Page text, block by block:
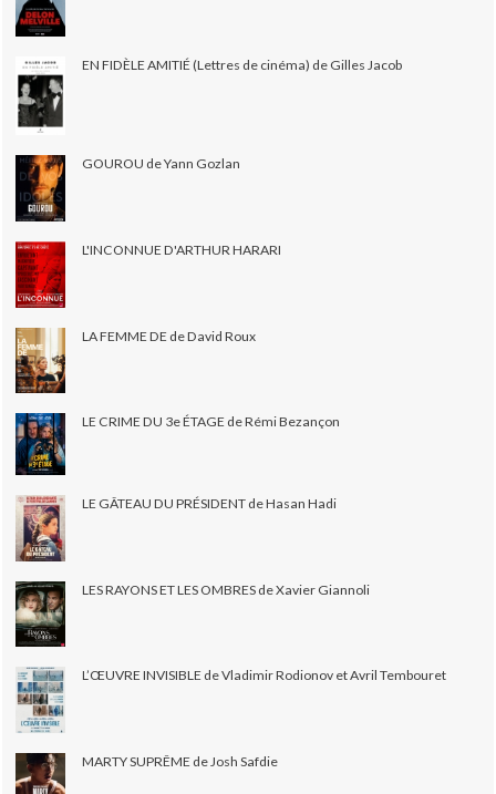
EN FIDÈLE AMITIÉ (Lettres de cinéma) de Gilles Jacob
GOUROU de Yann Gozlan
L'INCONNUE D'ARTHUR HARARI
LA FEMME DE de David Roux
LE CRIME DU 3e ÉTAGE de Rémi Bezançon
LE GÂTEAU DU PRÉSIDENT de Hasan Hadi
LES RAYONS ET LES OMBRES de Xavier Giannoli
L’ŒUVRE INVISIBLE de Vladimir Rodionov et Avril Tembouret
MARTY SUPRÊME de Josh Safdie